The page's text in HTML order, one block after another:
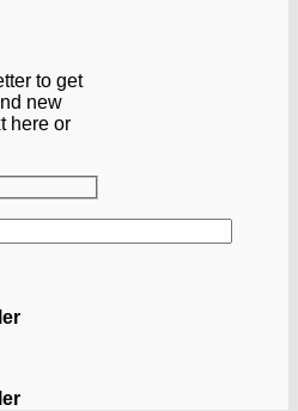
to get
new
here or